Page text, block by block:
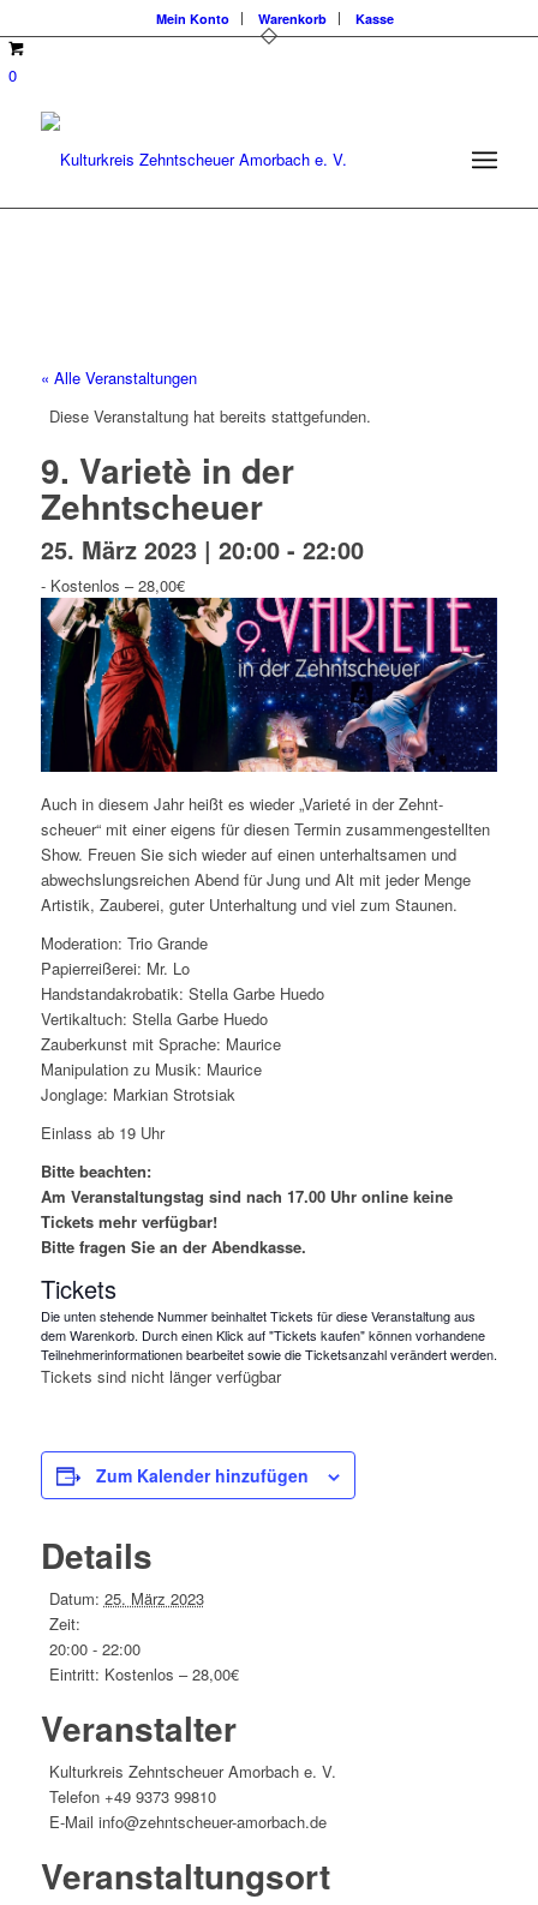
Mein Konto Warenkorb Kasse
0
« Alle Veranstaltungen
Diese Veranstaltung hat bereits stattgefunden.
9. Varietè in der
Zehntscheuer
25. März 2023 | 20:00- 22:00
- Kostenlos – 28,00€
Auch in diesem Jahr heißt es wieder „Varieté in der Zehnt-
scheuer“ mit einer eigens für diesen Termin zusammengestellten
Show. Freuen Sie sich wieder auf einen unterhaltsamen und
abwechslungsreichen Abend für Jung und Alt mit jeder Menge
Artistik, Zauberei, guter Unterhaltung und viel zum Staunen.
Moderation: Trio Grande
Papierreißerei: Mr. Lo
Handstandakrobatik: Stella Garbe Huedo
Vertikaltuch: Stella Garbe Huedo
Zauberkunst mit Sprache: Maurice
Manipulation zu Musik: Maurice
Jonglage: Markian Strotsiak
Einlass ab 19 Uhr
Bitte beachten:
Am Veranstaltungstag sind nach 17.00 Uhr online keine
Tickets mehr verfügbar!
Bitte fragen Sie an der Abendkasse.
Tickets
Die unten stehende Nummer beinhaltet Tickets für diese Veranstaltung aus
dem Warenkorb. Durch einen Klick auf "Tickets kaufen" können vorhandene
Teilnehmerinformationen bearbeitet sowie die Ticketsanzahl verändert werden.
Tickets sind nicht länger verfügbar
Zum Kalender hinzufügen
Details
Datum: 25. März 2023
Zeit:
20:00 - 22:00
Eintritt: Kostenlos – 28,00€
Veranstalter
Kulturkreis Zehntscheuer Amorbach e. V.
Telefon +49 9373 99810
E-Mail info@zehntscheuer-amorbach.de
Veranstaltungsort